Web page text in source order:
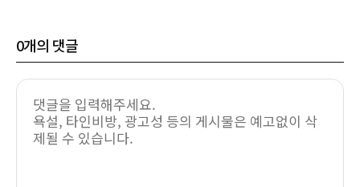
0개의 댓글